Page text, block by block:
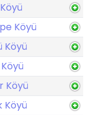
Köyü
Köyü
Köyü
Köyü